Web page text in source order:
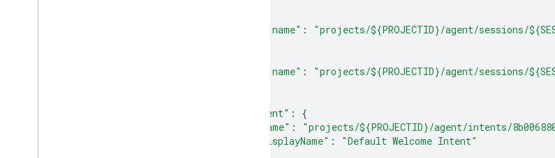
"name" :
"projects/${PROJECTID}/agent/sessions/
"name" :
"projects/${PROJECTID}/agent/sessions/
"intent" :
{
"name" : "projects/${PROJECTID}/agent/intents/
"displayName" :
"Default Welcome Intent"